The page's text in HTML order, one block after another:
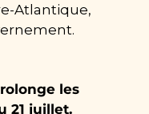
Atlantique,
les
21 juillet.